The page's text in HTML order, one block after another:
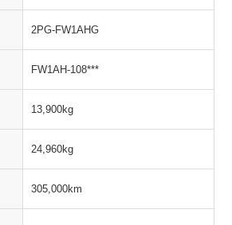
2PG-FW1AHG
FW1AH-108***
13,900kg
24,960kg
305,000km